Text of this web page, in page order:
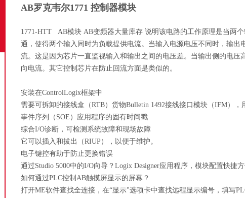
AB罗克韦尔1771 控制器模块
1771-HTT AB模块 AB变频器大量库存 说明该电路的工作原理是当两
通，使得两个输入同时为负载提供电流。当输入电源电压不同时，输
流。这是因为芯片一直监视输入和输出之间的电压差。当输出侧的电压
向电流。其它控制芯片在防止回流方面是类似的。
安装在ControlLogix框架中
需要可拆卸的接线盒（RTB）货物Bulletin 1492接线接口模块（IFM），
事件序列（SOE）应用程序的固有时间戳
综合I/O诊断，可检测系统故障和现场故障
它可以插入和拔出（RIUP），以便于维护。
电子键控有助于防止更换错误
通过Studio 5000中的I/O向导？Logix Designer应用程序，模块配置快捷方
如何通过PLC控制AB触摸屏显示的屏幕？
打开ME软件查找全连接，在“显示"选项卡中查找远程显示编号，填写